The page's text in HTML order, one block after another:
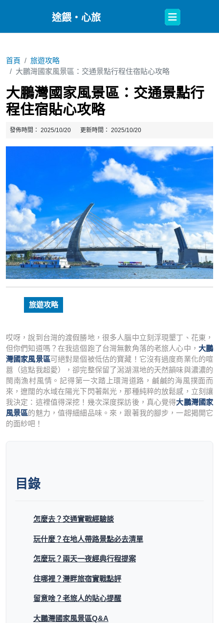
途餵・心旅
Open
Button
首頁
旅遊攻略
大鵬灣國家風景區：交通景點行程住宿貼心攻略
大鵬灣國家風景區：交通景點行
程住宿貼心攻略
發佈時間： 2025/10/20 更新時間： 2025/10/20
旅遊攻略
哎呀，說到台灣的渡假勝地，很多人腦中立刻浮現墾丁、花東，
但你們知道嗎？在我這個跑了台灣無數角落的老旅人心中， 大鵬
灣國家風景區可絕對是個被低估的寶藏！它沒有過度商業化的喧
囂（這點我超愛），卻完整保留了潟湖濕地的天然韻味與濃濃的
閩南漁村風情。記得第一次踏上環灣道路，鹹鹹的海風撲面而
來，遼闊的水域在陽光下閃著粼光，那種純粹的放鬆感，立刻讓
我決定：這裡值得深挖！幾次深度探訪後，真心覺得大鵬灣國家
風景區的魅力，值得細細品味。來，跟著我的腳步，一起揭開它
的面紗吧！
目錄
怎麼去？交通實戰經驗談
玩什麼？在地人帶路景點必去清單
怎麼玩？兩天一夜經典行程提案
住哪裡？灣畔旅宿實戰點評
留意啥？老旅人的貼心提醒
大鵬灣國家風景區Q&A